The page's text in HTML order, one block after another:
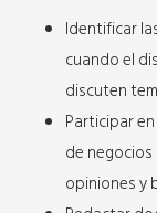
Identificar
cuando el
discuten
Participar
de
opiniones y